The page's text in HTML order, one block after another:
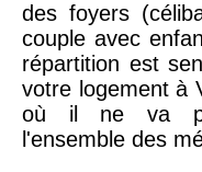
des foyers
couple avec
répartition est
votre logement à
où il ne va
l'ensemble des